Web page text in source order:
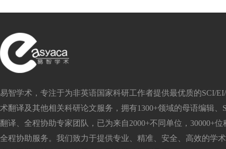
易智学术，专注于为非英语国家科研工作者提供最优质的SCI/
术翻译及其他相关科研论文服务，拥有1300+领域的母语编辑、
翻译、全程协助专家团队，已为来自2000+不同单位，30000+
全程协助服务。我们致力于提供专业、精准、安全、高效的学